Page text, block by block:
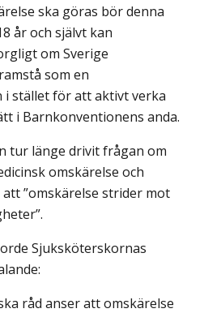
ska göras bör denna
år och självt kan
om Sverige
som en
i stället för att aktivt verka
i Barnkonventionens anda.
tur länge drivit frågan om
omskärelse och
”omskärelse strider mot
Sjuksköterskornas
råd anser att omskärelse